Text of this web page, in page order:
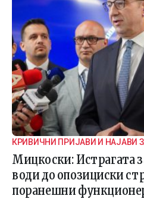
КРИВИЧНИ ПРИЈАВИ И НАЈАВИ
ИСТРАГАТА
Мицкоски: Истрагата
води до опозициски
поранешни